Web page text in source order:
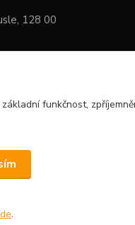
128 00
funkčnost,
.